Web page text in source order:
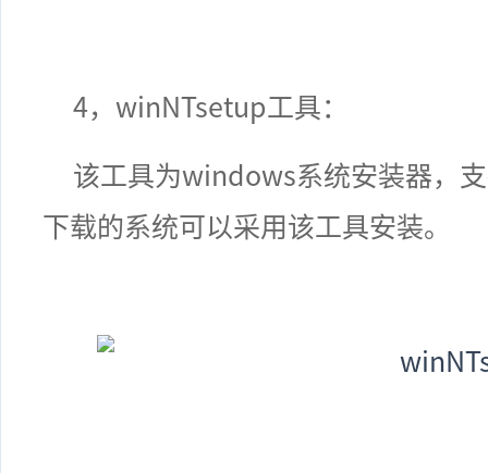
4，winNTsetup工具：
该工具为windows系统安装器，
下载的系统可以采用该工具安装。